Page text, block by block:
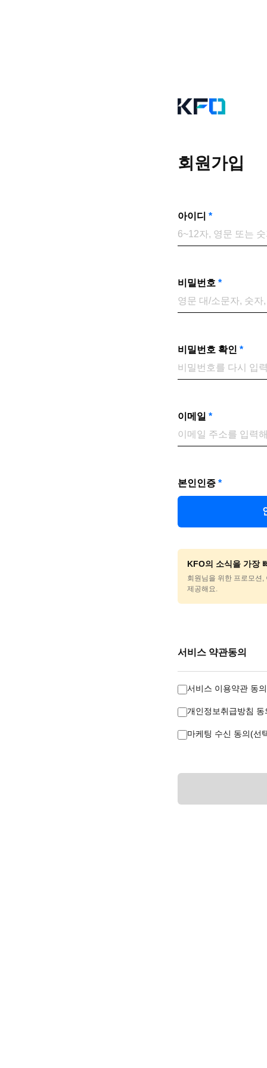
회원가입
아이디 *
비밀번호 *
비밀번호 확인 *
이메일 *
본인인증 *
KFO의 소식을 가장
회원님을 위한 프로모션
제공해요.
서비스 약관동의
서비스 이용약관 동
개인정보취급방침
마케팅 수신 동의(선